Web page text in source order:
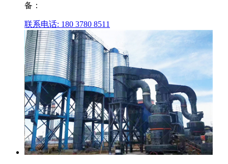
备：
联系电话: 180 3780 8511